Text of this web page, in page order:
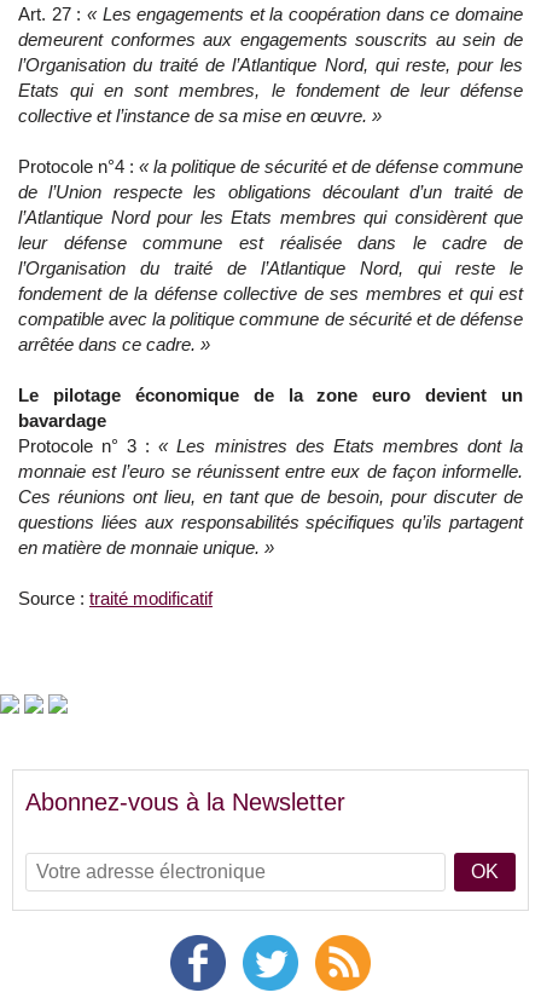
Art. 27 : « Les engagements et la coopération dans ce domaine
demeurent conformes aux engagements souscrits au sein de
l’Organisation du traité de l’Atlantique Nord, qui reste, pour les
Etats qui en sont membres, le fondement de leur défense
collective et l’instance de sa mise en œuvre. »
Protocole n°4 : « la politique de sécurité et de défense commune
de l’Union respecte les obligations découlant d’un traité de
l’Atlantique Nord pour les Etats membres qui considèrent que
leur défense commune est réalisée dans le cadre de
l’Organisation du traité de l’Atlantique Nord, qui reste le
fondement de la défense collective de ses membres et qui est
compatible avec la politique commune de sécurité et de défense
arrêtée dans ce cadre. »
Le pilotage économique de la zone euro devient un
bavardage
Protocole n° 3 :« Les ministres des Etats membres dont la
monnaie est l’euro se réunissent entre eux de façon informelle.
Ces réunions ont lieu, en tant que de besoin, pour discuter de
questions liées aux responsabilités spécifiques qu’ils partagent
en matière de monnaie unique. »
Source : traité modificatif
Abonnez-vous à la Newsletter
OK